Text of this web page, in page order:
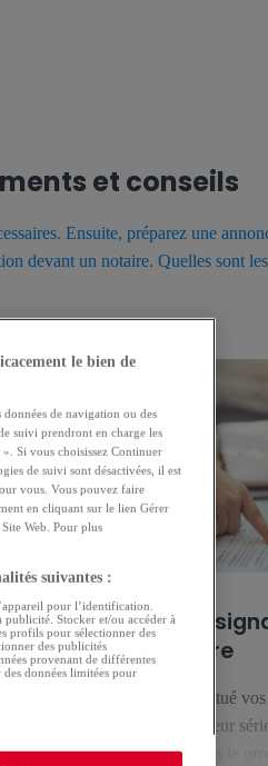
et conseils
Ensuite, préparez une
devant un notaire. Quelles sont
Réussir la
immobilière
Vous avez effectué
trouvé un acheteur
immobilier. Mais le
le bien de
données de navigation ou des
suivi prendront en charge les
Si vous choisissez Continuer
de suivi sont désactivées, il est
vous. Vous pouvez faire
en cliquant sur le lien Gérer
Web. Pour plus
suivantes :
pour l’identification.
publicité. Stocker et/ou accéder à
profils pour sélectionner des
des publicités
provenant de différentes
données limitées pour